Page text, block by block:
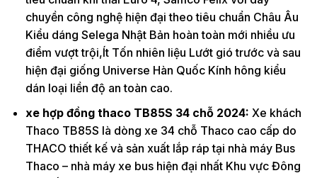
chuyền công nghệ hiện đại theo tiêu chuẩn Châu Âu
Kiểu dáng Selega Nhật Bản hoàn toàn mới nhiều ưu
điểm vượt trội,Ít Tốn nhiên liệu Lướt gió trước và sau
hiện đại giống Universe Hàn Quốc Kính hông kiểu
dán loại liền độ an toàn cao.
xe hợp đồng thaco TB85S 34 chỗ 2024: Xe khách
Thaco TB85S là dòng xe 34 chỗ Thaco cao cấp do
THACO thiết kế và sản xuất lắp ráp tại nhà máy Bus
Thaco – nhà máy xe bus hiện đại nhất Khu vực Đông